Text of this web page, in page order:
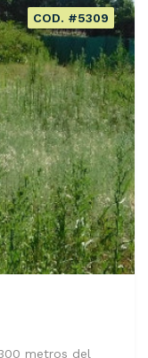
COD. #5309
metros del